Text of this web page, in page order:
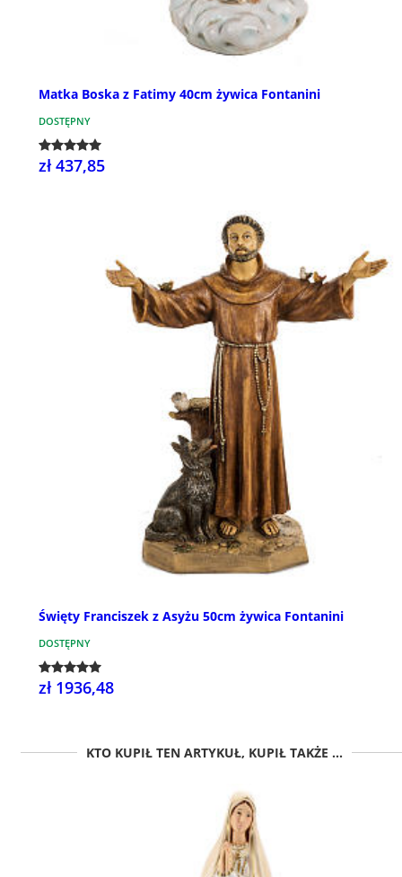
Matka Boska z Fatimy 40cm żywica Fontanini
DOSTĘPNY
zł 437,85
Święty Franciszek z Asyżu 50cm żywica Fontanini
DOSTĘPNY
zł 1936,48
KTO KUPIŁ TEN ARTYKUŁ, KUPIŁ TAKŻE ...